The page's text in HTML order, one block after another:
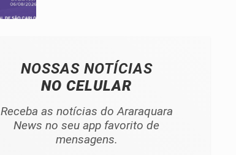
NOSSAS NOTÍCIAS
NO CELULAR
Receba as notícias do Araraquara
News no seu app favorito de
mensagens.